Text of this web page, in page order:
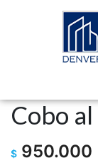
Cobo
$ 950.000